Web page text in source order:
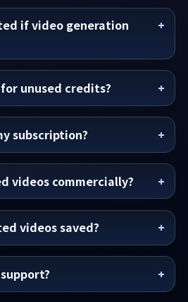
if video generation
unused credits?
subscription?
videos commercially?
videos saved?